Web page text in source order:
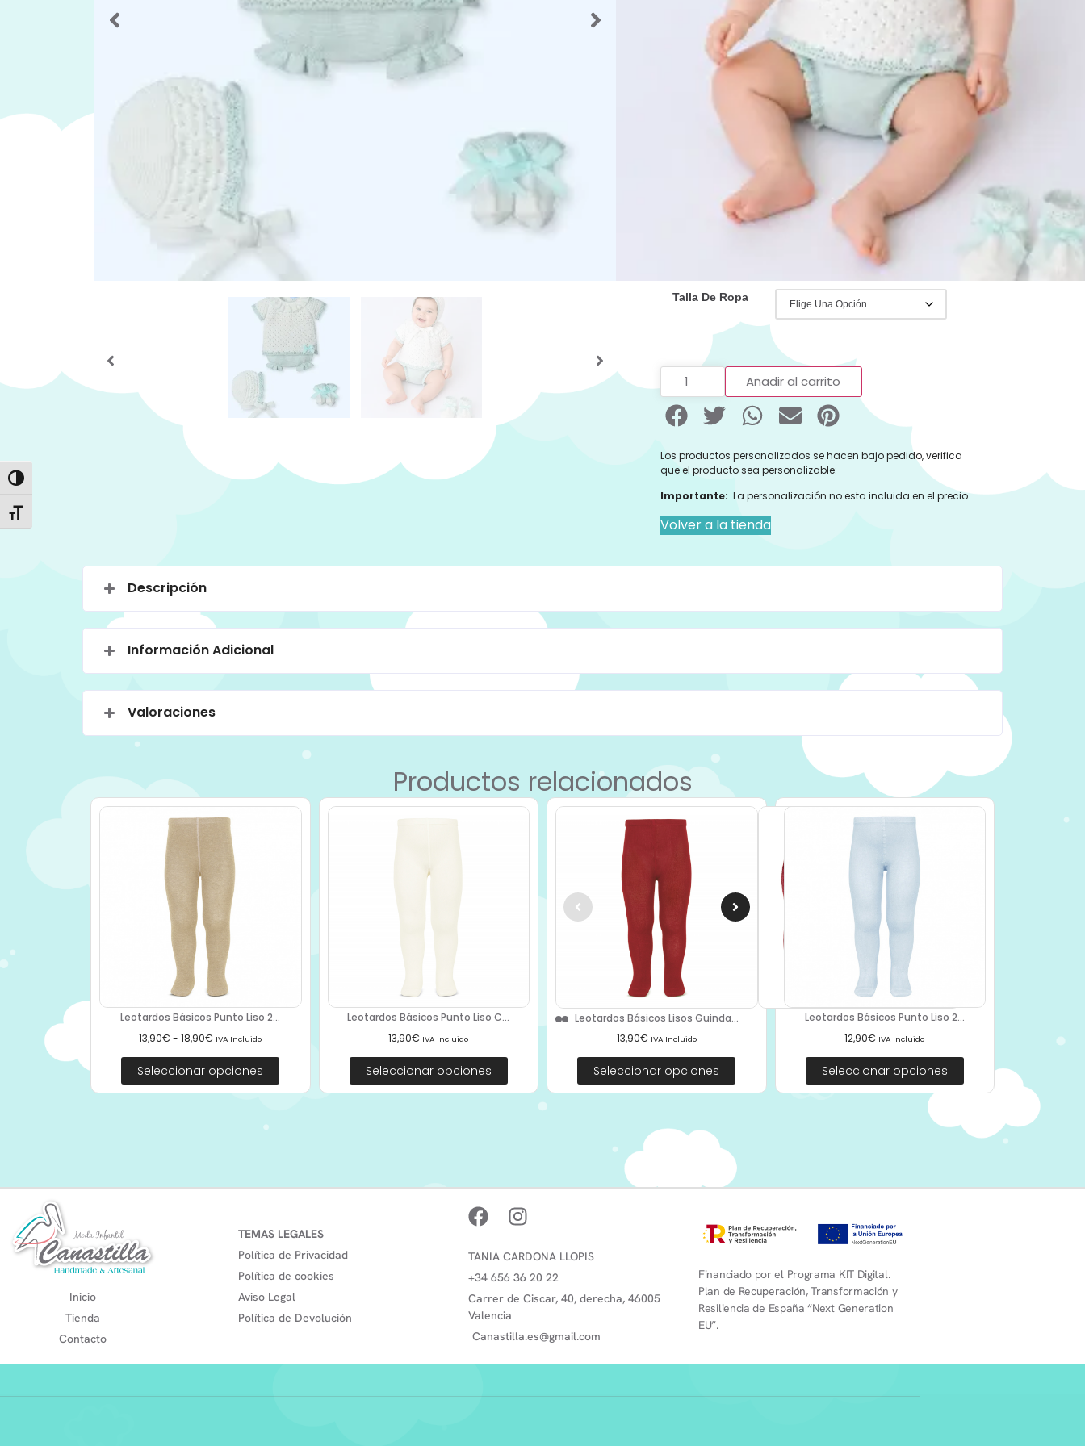
Alternar alto contraste
Alternar tamaño de letra
Contamos con muchas otras opciones de
primeras puestas de verano.
Si deseas asesoramiento puedes escribir al
6565362022 y con mucho gusto te
58653
Categorías:Rebajas Verano,Primeras Puestas
Primeras Puestas Punto Verano
Ropa y Accesorios
Mac Ilusion Primeras Puestas
primeras
puestas verano
Ropa para Bebé
salida de hospital
mac ilusión
IVA Incluido
Talla De Ropa
Añadir al carrito
Los productos personalizados se hacen bajo pedido, verifica
que el producto sea personalizable:
Importante: La personalización no esta incluida en el precio.
Volver a la tienda
Descripción
Información Adicional
Valoraciones
Productos relacionados
Leotardos Básicos Punto Liso 2...
13,90€ - 18,90€ IVA Incluido
Seleccionar opciones
Leotardos Básicos Punto Liso C...
13,90€ IVA Incluido
Seleccionar opciones
Leotardos Básicos Lisos Guinda...
13,90€ IVA Incluido
Seleccionar opciones
Leotardos Básicos Punto Liso 2...
12,90€ IVA Incluido
Seleccionar opciones
Inicio
Tienda
Contacto
TEMAS LEGALES
Política de Privacidad
Política de cookies
Aviso Legal
Política de Devolución
TANIA CARDONA LLOPIS
+34 656 36 20 22
Carrer de Ciscar, 40, derecha, 46005
Valencia
Canastilla.es@gmail.com
Financiado por el Programa KIT Digital.
Plan de Recuperación, Transformación y
Resiliencia de España “Next Generation
EU”.